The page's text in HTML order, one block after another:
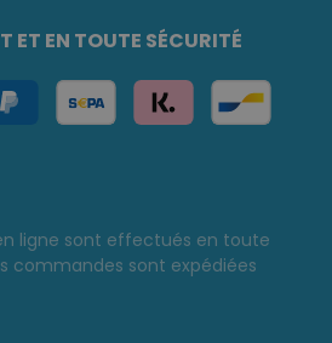
ET EN TOUTE SÉCURITÉ
ligne sont effectués en toute
commandes sont expédiées